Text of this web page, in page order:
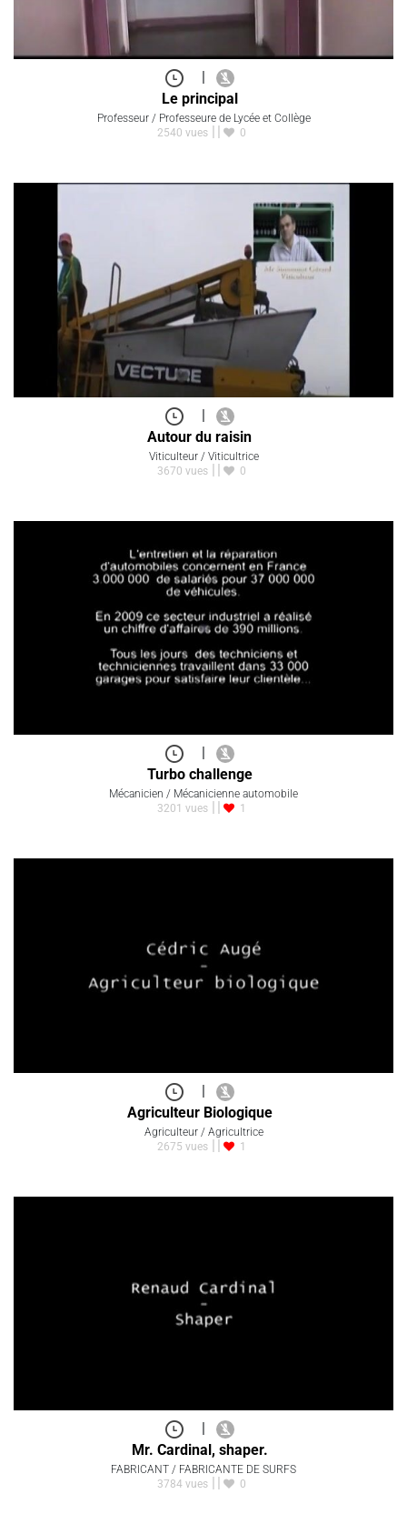
Le principal
Professeur / Professeure de Lycée et Collège
2540 vues
0
|
Autour du raisin
Viticulteur / Viticultrice
3670 vues
0
Turbo challenge
Mécanicien / Mécanicienne automobile
3201 vues
1
|
Agriculteur Biologique
Agriculteur / Agricultrice
2675 vues
1
Mr. Cardinal, shaper.
FABRICANT / FABRICANTE DE SURFS
3784 vues
0